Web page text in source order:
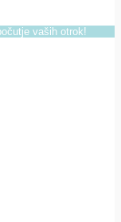
vaših otrok!